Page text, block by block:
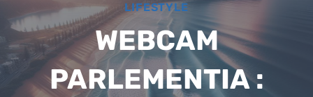
LIFESTYLE
WEBCAM
PARLEMENTIA :